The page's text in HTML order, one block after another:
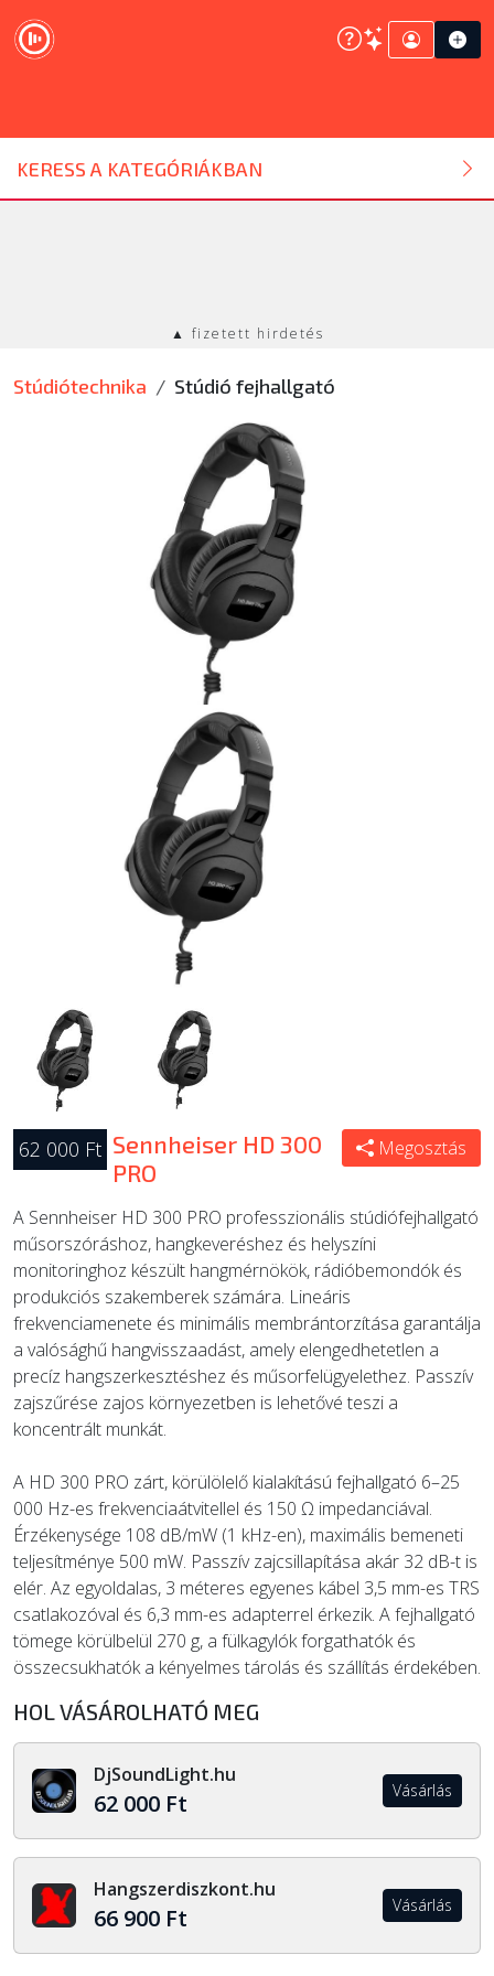
KERESS A KATEGÓRIÁKBAN
DJ ESZKÖZ
HANGTECHNIKA
▲ fizetett hirdetés
Stúdiótechnika Stúdió fejhallgató
62 000 Ft Sennheiser HD 300
PRO
Megosztás
A Sennheiser HD 300 PRO professzionális stúdiófejhallgató
műsorszóráshoz, hangkeveréshez és helyszíni
monitoringhoz készült hangmérnökök, rádióbemondók és
produkciós szakemberek számára. Lineáris
frekvenciamenete és minimális membrántorzítása garantálja
a valósághű hangvisszaadást, amely elengedhetetlen a
precíz hangszerkesztéshez és műsorfelügyelethez. Passzív
zajszűrése zajos környezetben is lehetővé teszi a
koncentrált munkát.
A HD 300 PRO zárt, körülölelő kialakítású fejhallgató 6–25
000 Hz-es frekvenciaátvitellel és 150 Ω impedanciával.
Érzékenysége 108 dB/mW (1 kHz-en), maximális bemeneti
teljesítménye 500 mW. Passzív zajcsillapítása akár 32 dB-t is
elér. Az egyoldalas, 3 méteres egyenes kábel 3,5 mm-es TRS
csatlakozóval és 6,3 mm-es adapterrel érkezik. A fejhallgató
tömege körülbelül 270 g, a fülkagylók forgathatók és
összecsukhatók a kényelmes tárolás és szállítás érdekében.
HOL VÁSÁROLHATÓ MEG
DjSoundLight.hu
62 000 Ft Vásárlás
Hangszerdiszkont.hu
66 900 Ft Vásárlás